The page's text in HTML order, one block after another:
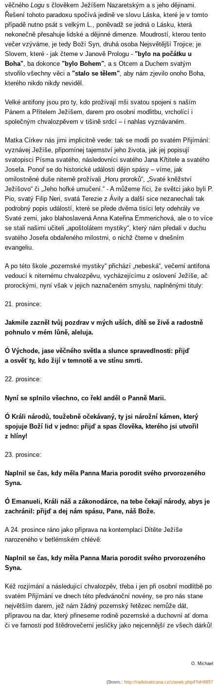
věčného Logu s člověkem Ježíšem Nazaretským a s jeho dějinami.
Řešení tohoto paradoxu spočívá jedině ve slovu Láska, které je v tomto
případě nutno psát s velkým L., poněvadž se jedná o Lásku, která
nekonečně přesahuje lidské a dějinné dimenze. Moudrostí, kterou tento
večer vzýváme, je tedy Boží Syn, druhá osoba Nejsvětější Trojice; je
Slovem, které - jak čteme v Janově Prologu - "bylo na počátku u
Boha", ba dokonce "bylo Bohem", a s Otcem a Duchem svatým
stvořilo všechny věci a "stalo se tělem", aby nám zjevilo onoho Boha,
kterého nikdo nikdy neviděl.
Velké antifony jsou pro ty, kdo prožívají mši svatou spojeni s naším
Pánem a Přítelem Ježíšem, darem pro osobní modlitbu, vrcholící i
společným chvalozpěvem v tišině srdcí – i nahlas vyznávaném.
Matka Církev nás jimi implicitně vede: tak se modli po svatém Přijímání:
vyznávej Ježíše, připomínej tajemství jeho života, jak jej popisují
svatopisci Písma svatého, následovníci svatého Jana Křtitele a svatého
Josefa. Ponoř se do historické události dějin spásy – víme, jak
omilostněné duše niterně prožívali „Horu proroků“, „Svaté kněžství
Ježíšovo“ či „Jeho hořké umučení.“ - A můžeme říci, že světci jako byli P.
Pio, svatý Filip Neri, svatá Terezie z Ávily a další sice nezanechali tak
podrobný popis událostí, které se přede dvěma tisíci lety odehrály ve
Svaté zemi, jako blahoslavená Anna Kateřina Emmerichová, ale o to více
se stali našimi učiteli „apoštolátem mystiky“, který nám předali v duchu
svatého Josefa obdařeného milostmi, o nichž čteme v dnešním
evangeliu.
A po této škole „pozemské mystiky“ přichází „nebeská“, večerní antifona
vedoucí k niternému chvalozpěvu, vycházejícímu z oslovení Ježíše, ač
prorockými, nyní však v jejich naznačeném smyslu, naplněnými tituly:
21. prosince:
Jakmile zazněl tvůj pozdrav v mých uších, dítě se živě a radostně
pohnulo v mém lůně, aleluja.
Ó Východe, jase věčného světla a slunce spravedlnosti: přijď
a osvěť ty, kdo žijí v temnotě a ve stínu smrti.
22. prosince:
Nyní se splnilo všechno, co řekl anděl o Panně Marii.
Ó Králi národů, toužebně očekávaný, ty jsi nárožní kámen, který
spojuje Boží lid v jedno: přijď a spas člověka, kterého jsi utvořil
z hlíny!
23. prosince:
Naplnil se čas, kdy měla Panna Maria porodit svého prvorozeného
Syna.
Ó Emanueli, Králi náš a zákonodárce, na tebe čekají národy, abys je
zachránil: přijď a dej nám spásu, Pane, náš Bože.
A 24. prosince ráno jako příprava na kontemplaci Dítěte Ježíše
narozeného v betlémském chlévě:
Naplnil se čas, kdy měla Panna Maria porodit svého prvorozeného
Syna.
Kéž rozjímání a následující chvalozpěv, třeba i jen při osobní modlitbě po
svatém Přijímání ve dnech této předvánoční novény, se pro nás stane
největším darem, jež nám žádný pozemský řetězec nemůže dát,
přípravou na dar, který přineseme rodině pozemské a duchovní ať doma
či ve farnosti pod štědrovečerní jesličky jako nejcennější ze všech dárků!
O. Michael
(Srovn.: http://radiovaticana.cz/clanek.php4?id=8857